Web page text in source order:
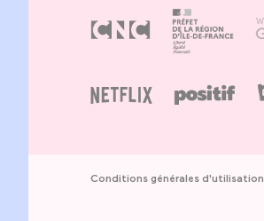
Conditions générales d'utilisation